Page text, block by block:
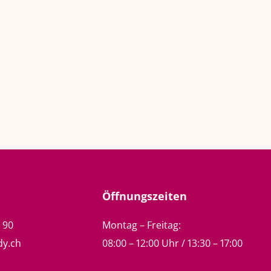
90
Öffnungszeiten
Montag – Freitag:
08:00 – 12:00 Uhr / 13:30 – 17:00